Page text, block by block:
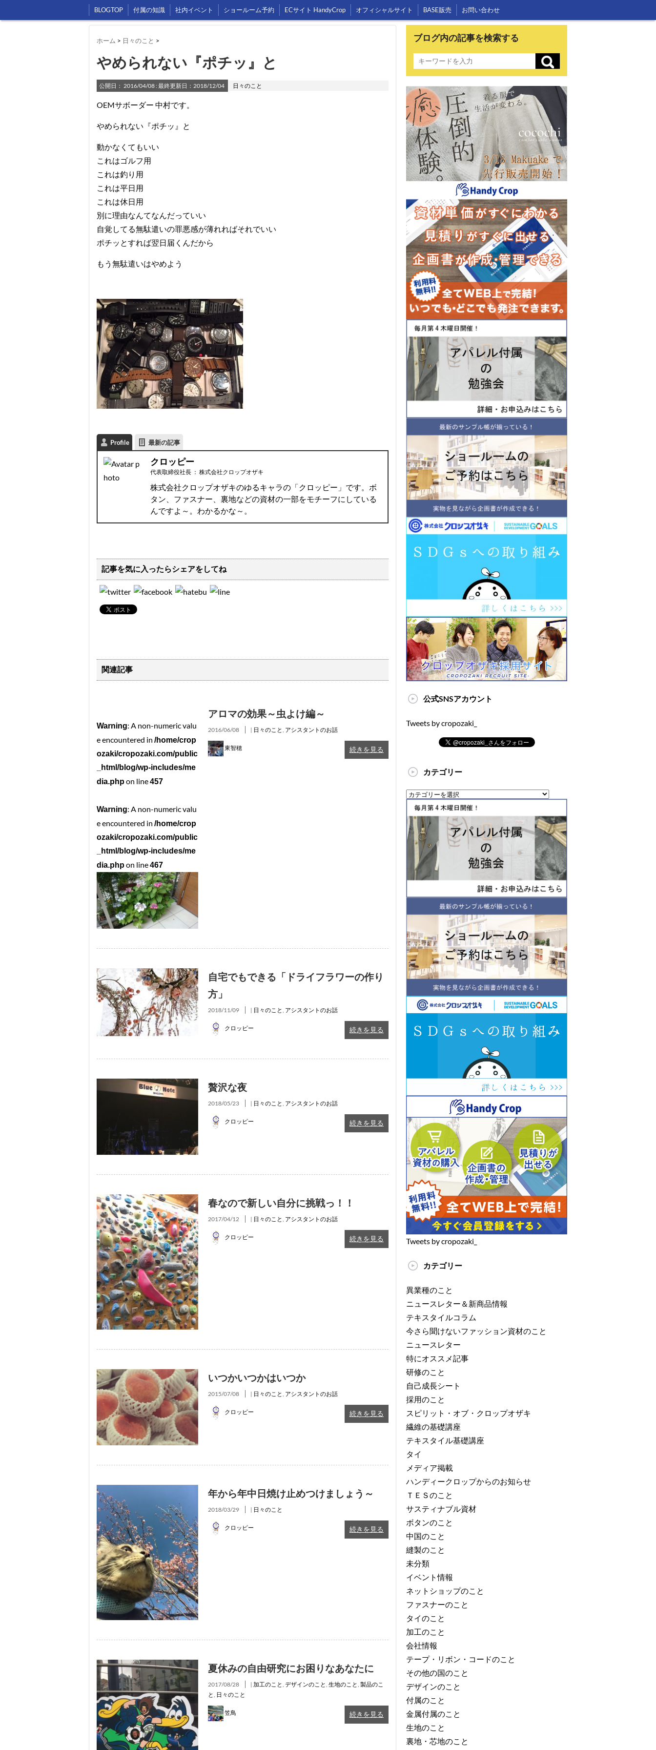
BLOGTOP 付属の知識 社内イベント ショールーム予約 ECサイト HandyCrop オフィシャルサイト BASE販売 お問い合わせ
ホーム > 日々のこと >
やめられない『ポチッ』と
公開日： 2016/04/08 : 最終更新日：2018/12/04 日々のこと
OEMサボーダー 中村です。
やめられない『ポチッ』と
動かなくてもいい
これはゴルフ用
これは釣り用
これは平日用
これは休日用
別に理由なんてなんだっていい
自覚してる無駄遣いの罪悪感が薄れればそれでいい
ポチッとすれば翌日届くんだから
もう無駄遣いはやめよう
Profile 最新の記事
クロッピー
代表取締役社長 ： 株式会社クロップオザキ
株式会社クロップオザキのゆるキャラの「クロッピー」です。ボ
タン、ファスナー、裏地などの資材の一部をモチーフにしている
んですよ～。わかるかな～。
記事を気に入ったらシェアをしてね
関連記事
Warning: A non-numeric valu
e encountered in /home/crop
ozaki/cropozaki.com/public
_html/blog/wp-includes/me
dia.phpon line457
Warning: A non-numeric valu
e encountered in /home/crop
ozaki/cropozaki.com/public
_html/blog/wp-includes/me
dia.phpon line467
アロマの効果～虫よけ編～
2016/06/08 | 日々のこと アシスタントのお話
東智穂 続きを見る
自宅でもできる「ドライフラワーの作り
方」
2018/11/09 | 日々のこと, アシスタントのお話
クロッピー 続きを見る
贅沢な夜
2018/05/23 | 日々のこと, アシスタントのお話
クロッピー 続きを見る
春なので新しい自分に挑戦っ！！
2017/04/12 | 日々のこと, アシスタントのお話
クロッピー 続きを見る
いつかいつかはいつか
2015/07/08 | 日々のこと, アシスタントのお話
クロッピー 続きを見る
年から年中日焼け止めつけましょう～
2018/03/29 | 日々のこと
クロッピー 続きを見る
夏休みの自由研究にお困りなあなたに
2017/08/28 | 加工のこと デザインのこと 生地のこと 製品のこ
と 日々のこと
笠鳥 続きを見る
ブログ内の記事を検索する
公式SNSアカウント
Tweets by cropozaki_
カテゴリー
Tweets by cropozaki_
カテゴリー
異業種のこと
ニュースレター＆新商品情報
テキスタイルコラム
今さら聞けないファッション資材のこと
ニュースレター
特にオススメ記事
研修のこと
自己成長シート
採用のこと
スピリット・オブ・クロップオザキ
繊維の基礎講座
テキスタイル基礎講座
タイ
メディア掲載
ハンディークロップからのお知らせ
ＴＥＳのこと
サスティナブル資材
ボタンのこと
中国のこと
縫製のこと
未分類
イベント情報
ネットショップのこと
ファスナーのこと
タイのこと
加工のこと
会社情報
テープ・リボン・コードのこと
その他の国のこと
デザインのこと
付属のこと
金属付属のこと
生地のこと
裏地・芯地のこと